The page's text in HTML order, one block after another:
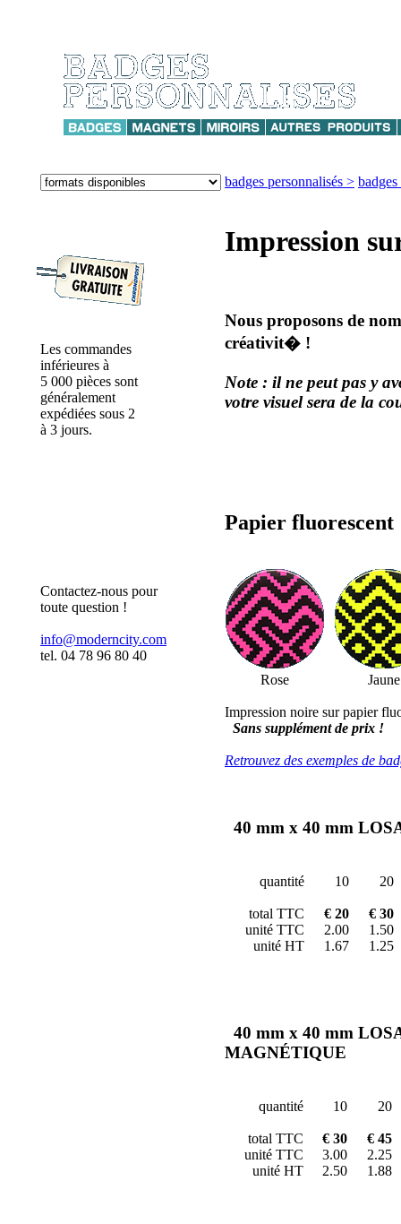
Les commandes
inférieures à
5 000 pièces sont
généralement
expédiées sous 2
à 3 jours.
Contactez-nous pour
toute question !
info@moderncity.com
tel. 04 78 96 80 40
badges personnalisés > badges
Impression
Nous proposons de
créativit� !
Note : il ne peut pas y
votre visuel sera de la
Papier fluorescent
Rose Jaune
Impression noire sur papier
Sans supplément de prix !
Retrouvez des exemples de
40 mm x 40 mm
quantité 10 20
total TTC € 20
€ 30
unité TTC
2.00
1.50
unité HT
1.67 1.25
40 mm x 40 mm
MAGNÉTIQUE
quantité 10 20
total TTC € 30
€ 45
unité TTC
3.00
2.25
unité HT
2.50 1.88